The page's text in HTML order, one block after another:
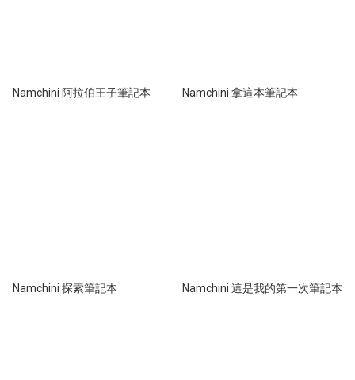
Namchini 阿拉伯王子筆記本 Namchini 拿這本筆記本
Namchini 探索筆記本 Namchini 這是我的第一次筆記本